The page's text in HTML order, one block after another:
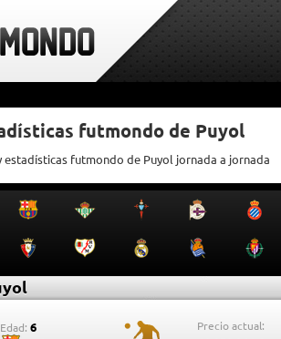
futmondo de Puyol
estadísticas futmondo de Puyol jornada a jornada
Edad: 6 Precio actual: